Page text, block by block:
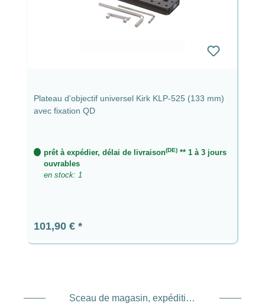
Plateau d’objectif universel Kirk KLP-525 (133 mm)
avec fixation QD
prêt à expédier, délai de livraison(DE)** 1 à 3 jours
ouvrables
en stock: 1
Prix régulier :
101,90 €
Sceau de magasin, expédition et expédition. Prestataire de services de paiement